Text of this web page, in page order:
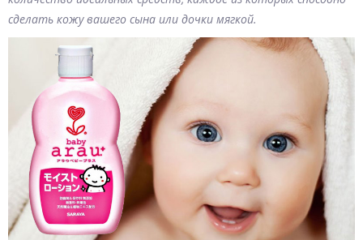
сделать кожу вашего сына или дочки мягкой.